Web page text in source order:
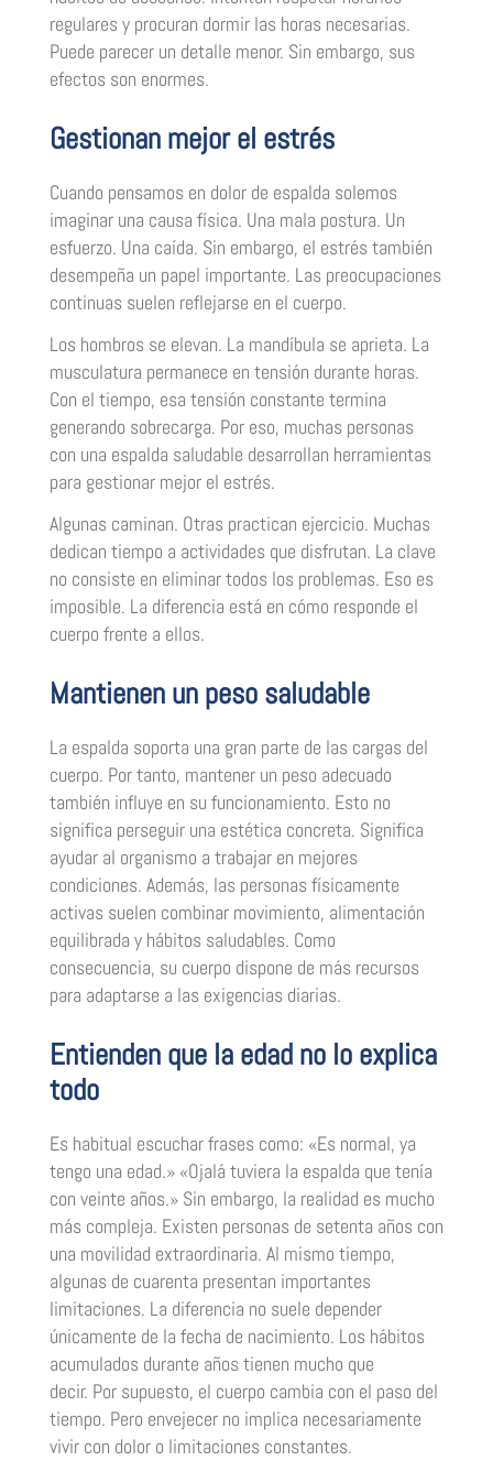
regulares y procuran dormir las horas necesarias.
Puede parecer un detalle menor. Sin embargo, sus
efectos son enormes.
Gestionan mejor el estrés
Cuando pensamos en dolor de espalda solemos
imaginar una causa física. Una mala postura. Un
esfuerzo. Una caída. Sin embargo, el estrés también
desempeña un papel importante. Las preocupaciones
continuas suelen reflejarse en el cuerpo.
Los hombros se elevan. La mandíbula se aprieta. La
musculatura permanece en tensión durante horas.
Con el tiempo, esa tensión constante termina
generando sobrecarga. Por eso, muchas personas
con una espalda saludable desarrollan herramientas
para gestionar mejor el estrés.
Algunas caminan. Otras practican ejercicio. Muchas
dedican tiempo a actividades que disfrutan. La clave
no consiste en eliminar todos los problemas. Eso es
imposible. La diferencia está en cómo responde el
cuerpo frente a ellos.
Mantienen un peso saludable
La espalda soporta una gran parte de las cargas del
cuerpo. Por tanto, mantener un peso adecuado
también influye en su funcionamiento. Esto no
significa perseguir una estética concreta. Significa
ayudar al organismo a trabajar en mejores
condiciones. Además, las personas físicamente
activas suelen combinar movimiento, alimentación
equilibrada y hábitos saludables. Como
consecuencia, su cuerpo dispone de más recursos
para adaptarse a las exigencias diarias.
Entienden que la edad no lo explica
todo
Es habitual escuchar frases como: «Es normal, ya
tengo una edad.» «Ojalá tuviera la espalda que tenía
con veinte años.» Sin embargo, la realidad es mucho
más compleja. Existen personas de setenta años con
una movilidad extraordinaria. Al mismo tiempo,
algunas de cuarenta presentan importantes
limitaciones. La diferencia no suele depender
únicamente de la fecha de nacimiento. Los hábitos
acumulados durante años tienen mucho que
decir. Por supuesto, el cuerpo cambia con el paso del
tiempo. Pero envejecer no implica necesariamente
vivir con dolor o limitaciones constantes.